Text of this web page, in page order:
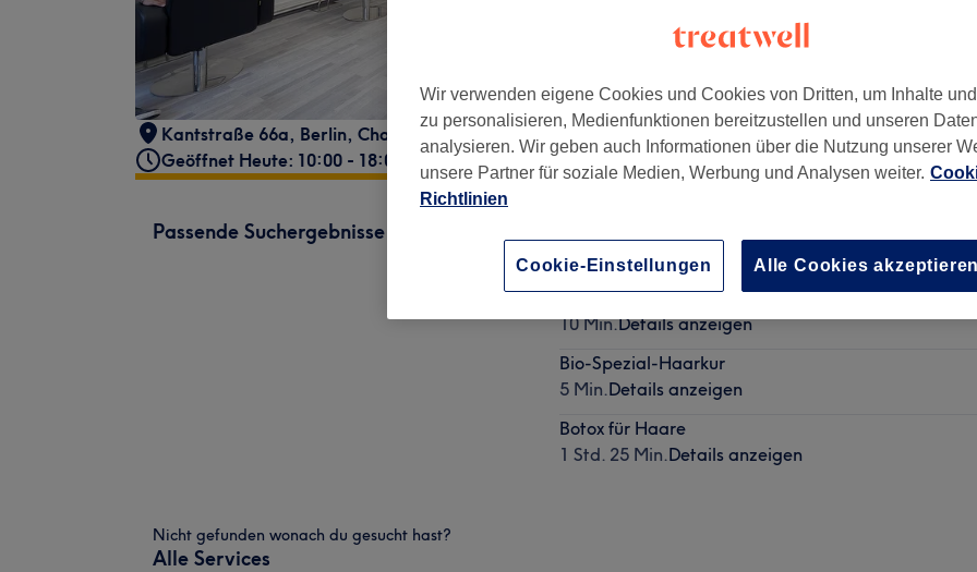
Kantstraße 66a, Berlin, Charlottenburg, 10627
Geöffnet Heute: 10:00 - 18:00
Passende Suchergebnisse
10 Min.Details anzeigen
Damen - Cleansing Shampoo
10 Min.Details anzeigen
Bio-Spezial-Haarkur
5 Min.Details anzeigen
Botox für Haare
1 Std. 25 Min.Details anzeigen
Nicht gefunden wonach du gesucht hast?
Alle Services
Wir verwenden eigene Cookies und Cookies von Dritten, um Inhalte
zu personalisieren, Medienfunktionen bereitzustellen und unseren
analysieren. Wir geben auch Informationen über die Nutzung unserer
unsere Partner für soziale Medien, Werbung und Analysen weiter.
Richtlinien
Cookie-Einstellungen Alle Cookies